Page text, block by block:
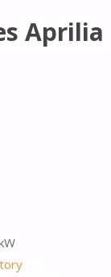
Aprilia